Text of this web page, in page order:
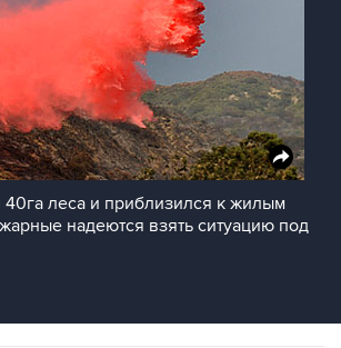
леса и приблизился к жилым
надеются взять ситуацию под